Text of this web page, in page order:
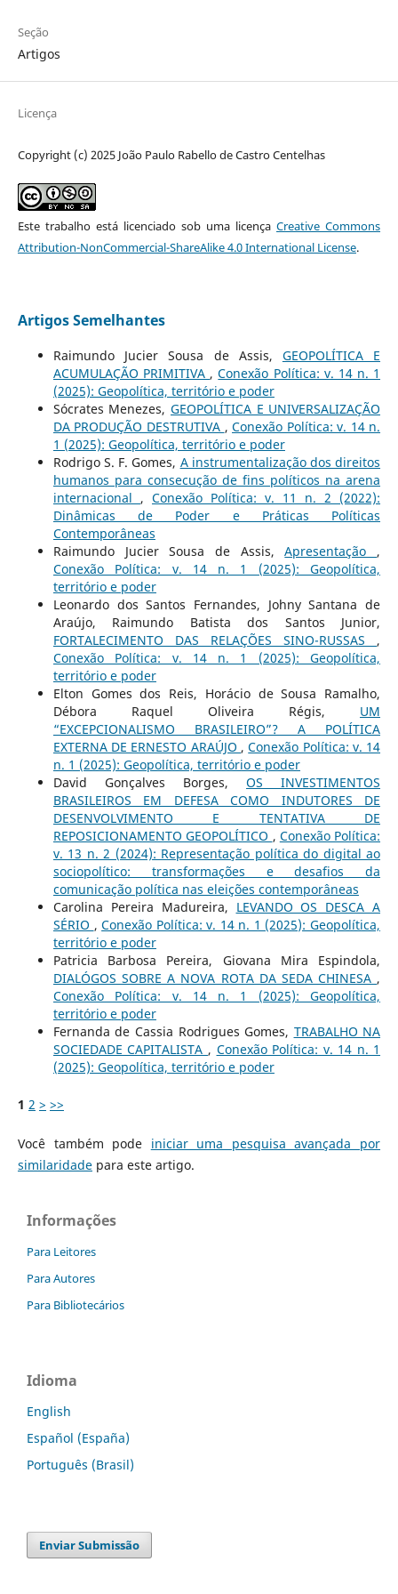
Seção
Artigos
Licença
Copyright (c) 2025 João Paulo Rabello de Castro Centelhas
Este trabalho está licenciado sob uma licençaCreative Commons
Attribution-NonCommercial-ShareAlike 4.0 International License.
Artigos Semelhantes
Raimundo Jucier Sousa de Assis, GEOPOLÍTICA E
ACUMULAÇÃO PRIMITIVA ,Conexão Política: v. 14 n. 1
(2025): Geopolítica, território e poder
Sócrates Menezes, GEOPOLÍTICA E UNIVERSALIZAÇÃO
DA PRODUÇÃO DESTRUTIVA ,Conexão Política: v. 14 n.
1 (2025): Geopolítica, território e poder
Rodrigo S. F. Gomes, A instrumentalização dos direitos
humanos para consecução de fins políticos na arena
internacional , Conexão Política: v. 11 n. 2 (2022):
Dinâmicas de Poder e Práticas Políticas
Contemporâneas
Raimundo Jucier Sousa de Assis,Apresentação ,
Conexão Política: v. 14 n. 1 (2025): Geopolítica,
território e poder
Leonardo dos Santos Fernandes, Johny Santana de
Araújo, Raimundo Batista dos Santos Junior,
FORTALECIMENTO DAS RELAÇÕES SINO-RUSSAS ,
Conexão Política: v. 14 n. 1 (2025): Geopolítica,
território e poder
Elton Gomes dos Reis, Horácio de Sousa Ramalho,
Débora Raquel Oliveira Régis, UM
“EXCEPCIONALISMO BRASILEIRO”? A POLÍTICA
EXTERNA DE ERNESTO ARAÚJO ,Conexão Política: v. 14
n. 1 (2025): Geopolítica, território e poder
David Gonçalves Borges,OS INVESTIMENTOS
BRASILEIROS EM DEFESA COMO INDUTORES DE
DESENVOLVIMENTO E TENTATIVA DE
REPOSICIONAMENTO GEOPOLÍTICO , Conexão Política:
v. 13 n. 2 (2024): Representação política do digital ao
sociopolítico: transformações e desafios da
comunicação política nas eleições contemporâneas
Carolina Pereira Madureira, LEVANDO OS DESCA A
SÉRIO ,Conexão Política: v. 14 n. 1 (2025): Geopolítica,
território e poder
Patricia Barbosa Pereira, Giovana Mira Espindola,
DIALÓGOS SOBRE A NOVA ROTA DA SEDA CHINESA ,
Conexão Política: v. 14 n. 1 (2025): Geopolítica,
território e poder
Fernanda de Cassia Rodrigues Gomes, TRABALHO NA
SOCIEDADE CAPITALISTA , Conexão Política: v. 14 n. 1
(2025): Geopolítica, território e poder
1 2 > >>
Você também pode iniciar uma pesquisa avançada por
similaridadepara este artigo.
Informações
Para Leitores
Para Autores
Para Bibliotecários
Idioma
English
Español (España)
Português (Brasil)
Enviar Submissão